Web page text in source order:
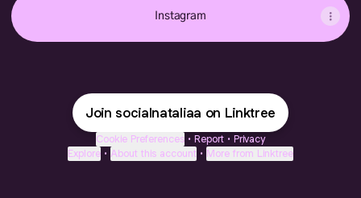
Instagram
Join socialnataliaa on Linktree
Cookie Preferences • Report • Privacy
Explore • About this account • More from Linktree